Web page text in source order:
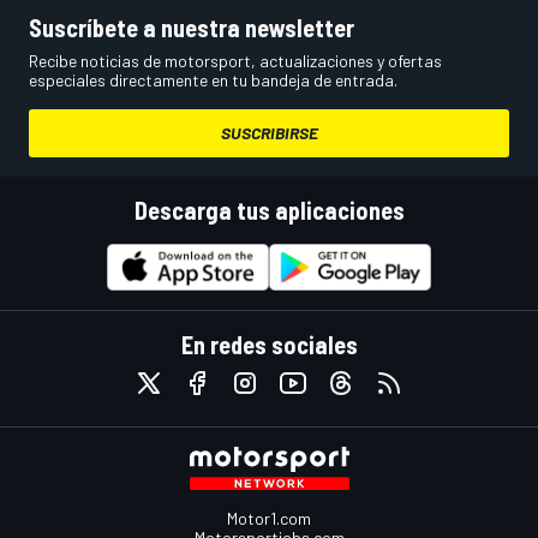
Suscríbete a nuestra newsletter
Recibe noticias de motorsport, actualizaciones y ofertas
especiales directamente en tu bandeja de entrada.
SUSCRIBIRSE
Descarga tus aplicaciones
En redes sociales
Motor1.com